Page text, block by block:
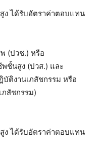
ง ได้รับอัตราค่าตอบแทน
(ปวช.) หรือ
ชั้นสูง (ปวส.) และ
ติงานเภสัชกรรม หรือ
สัชกรรม)
ง ได้รับอัตราค่าตอบแทน